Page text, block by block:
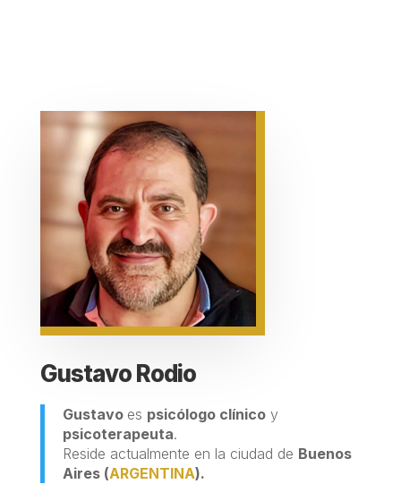
Gustavo Rodio
Gustavo es psicólogo clínicoy
psicoterapeuta.
Reside actualmente en la ciudad de Buenos
Aires (ARGENTINA).